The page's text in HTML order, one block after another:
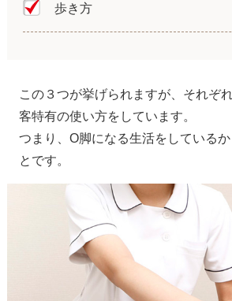
歩き方
この３つが挙げられますが、それぞ
客特有の使い方をしています。
つまり、O脚になる生活をしている
とです。